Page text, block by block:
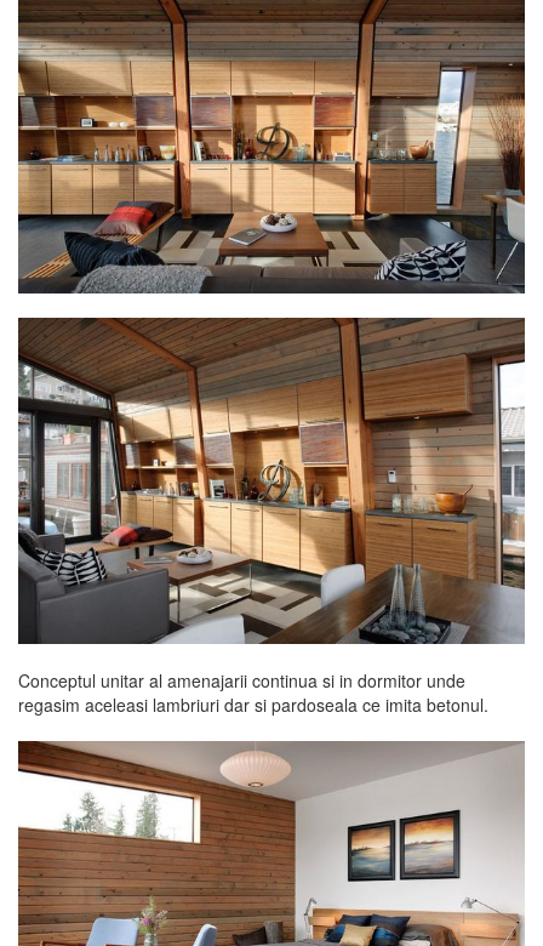
Conceptul unitar al amenajarii continua si in dormitor unde
regasim aceleasi lambriuri dar si pardoseala ce imita betonul.